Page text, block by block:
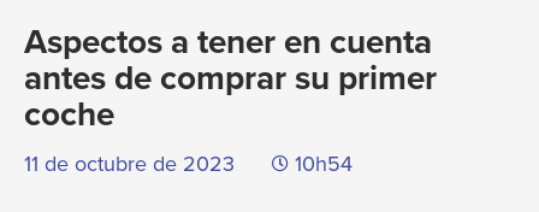
Aspectos a tener en cuenta
antes de comprar su primer
coche
11 de octubre de 2023 10h54